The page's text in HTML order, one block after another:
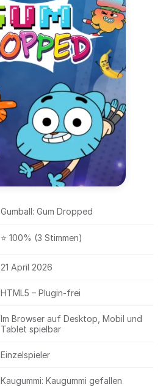
Gumball: Gum Dropped
⭐ 100% (3 Stimmen)
21 April 2026
HTML5 – Plugin-frei
Im Browser auf Desktop, Mobil und
Tablet spielbar
Einzelspieler
Kaugummi: Kaugummi gefallen